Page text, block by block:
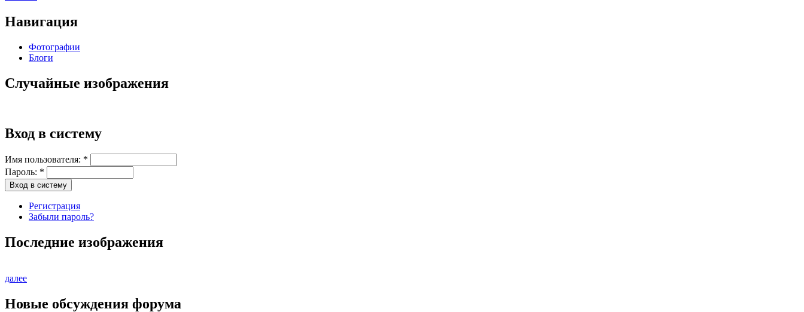
Навигация
Фотографии
Блоги
Случайные изображения
Вход в систему
Имя пользователя: *
Пароль: *
Регистрация
Забыли пароль?
Последние изображения
далее
Новые обсуждения форума